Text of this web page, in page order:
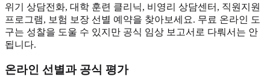
위기 상담전화, 대학 훈련 클리닉, 비영리 상담센터, 직원지원
프로그램, 보험 보장 선별 예약을 찾아보세요. 무료 온라인 도
구는 성찰을 도울 수 있지만 공식 임상 보고서로 다뤄서는 안
됩니다.
온라인 선별과 공식 평가